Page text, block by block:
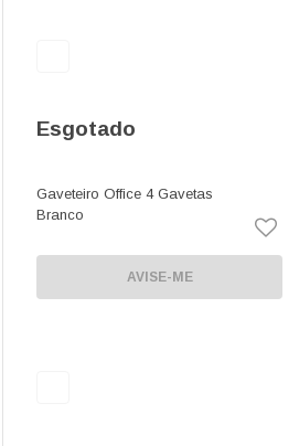
Esgotado
Gaveteiro Office 4 Gavetas
Branco
AVISE-ME